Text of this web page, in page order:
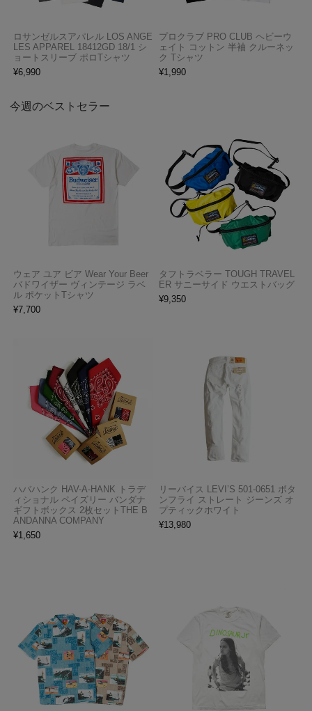
ロサンゼルスアパレル LOS ANGE
LES APPAREL 18412GD 18/1 シ
ョートスリーブ ポロTシャツ
¥6,990
プロクラブ PRO CLUB ヘビーウ
ェイト コットン 半袖 クルーネッ
ク Tシャツ
¥1,990
今週のベストセラー
ウェア ユア ビア Wear Your Beer
バドワイザー ヴィンテージ ラベ
ル ポケットTシャツ
¥7,700
タフトラベラー TOUGH TRAVEL
ER サニーサイド ウエストバッグ
¥9,350
ハバハンク HAV-A-HANK トラデ
ィショナル ペイズリー バンダナ
ギフトボックス 2枚セットTHE B
ANDANNA COMPANY
¥1,650
リーバイス LEVI’S 501-0651 ボタ
ンフライ ストレート ジーンズ オ
プティックホワイト
¥13,980